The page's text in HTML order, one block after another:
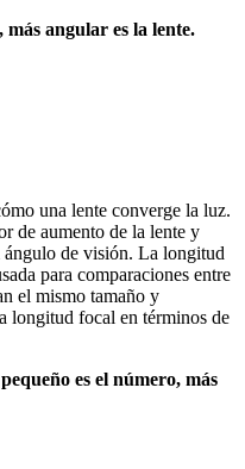
angular es la lente.
una lente converge la luz.
de aumento de la lente y
ángulo de visión. La longitud
para comparaciones entre
el mismo tamaño y
longitud focal en términos de
es el número, más